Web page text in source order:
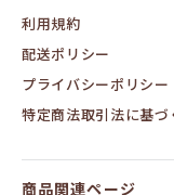
利用規約
配送ポリシー
プライバシーポリシー
特定商法取引法に基づ
商品関連ページ